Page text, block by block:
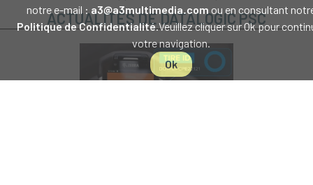
notre e-mail : a3@a3multimedia.com ou en consultant
Politique de Confidentialité.Veuillez cliquer sur Ok pour
votre navigation.
Ok
ACTUALITÉS DE DATALOGIC PSC